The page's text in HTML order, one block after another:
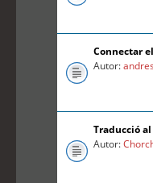
Connectar
Autor:andres
Traducció
Autor: